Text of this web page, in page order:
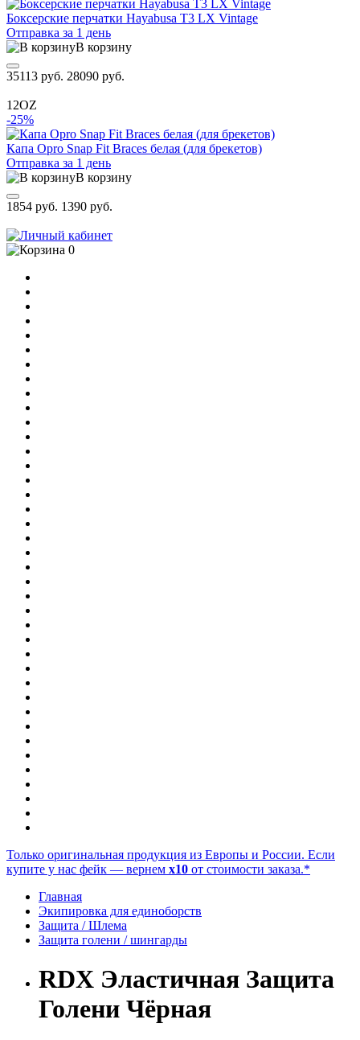
Боксерские перчатки Hayabusa T3 LX Vintage
Отправка за 1 день
В корзину
35113 руб. 28090 руб.
12OZ
-25%
Капа Opro Snap Fit Braces белая (для брекетов)
Отправка за 1 день
В корзину
1854 руб. 1390 руб.
0
Только оригинальная продукция из Европы и России. Если
купите у нас фейк — вернем x10 от стоимости заказа.*
Главная
Экипировка для единоборств
Защита / Шлема
Защита голени / шингарды
RDX Эластичная Защита
Голени Чёрная